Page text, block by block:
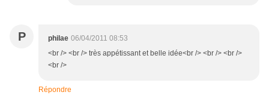
P philae 06/04/2011 08:53
<br /> <br /> très appétissant et belle idée<br /> <br /> <br />
<br />
Répondre